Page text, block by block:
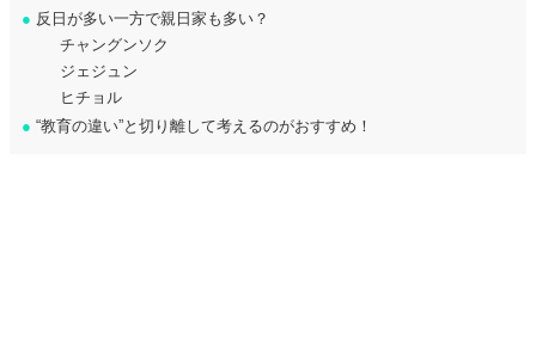
● 反日が多い一方で親日家も多い？
チャングンソク
ジェジュン
ヒチョル
● “教育の違い”と切り離して考えるのがおすすめ！